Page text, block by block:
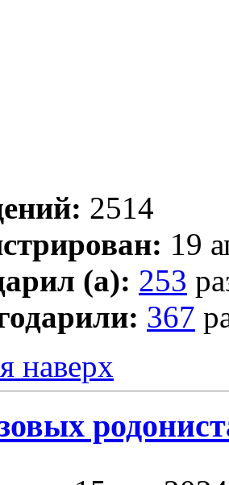
2514
19
(а): 253
367
наверх